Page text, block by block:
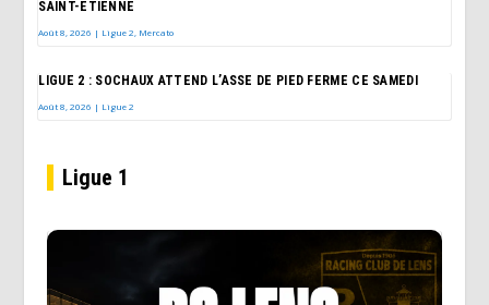
SAINT-ETIENNE
Août 8, 2026 | Ligue 2 Mercato
LIGUE 2 : SOCHAUX ATTEND L’ASSE DE PIED FERME CE SAMEDI
Août 8, 2026 | Ligue 2
Ligue 1